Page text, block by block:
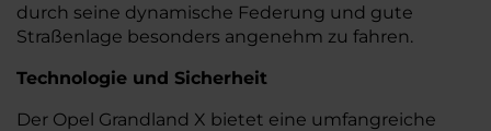
durch seine dynamische Federung und gute
Straßenlage besonders angenehm zu fahren.
Technologie und Sicherheit
Der Opel Grandland X bietet eine umfangreiche